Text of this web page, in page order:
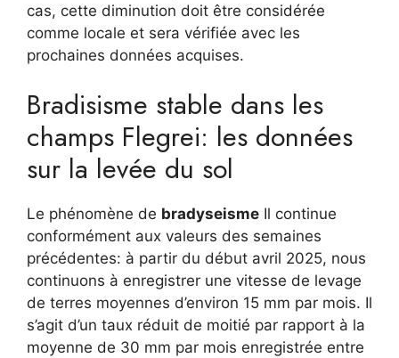
cas, cette diminution doit être considérée
comme locale et sera vérifiée avec les
prochaines données acquises.
Bradisisme stable dans les
champs Flegrei: les données
sur la levée du sol
Le phénomène de bradyseisme Il continue
conformément aux valeurs des semaines
précédentes: à partir du début avril 2025, nous
continuons à enregistrer une vitesse de levage
de terres moyennes d’environ 15 mm par mois. Il
s’agit d’un taux réduit de moitié par rapport à la
moyenne de 30 mm par mois enregistrée entre